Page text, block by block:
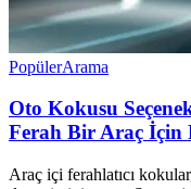
PopülerArama
Oto Kokusu
Ferah Bir Araç İçin
Araç içi ferahlatıcı